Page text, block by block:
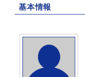
基本情報